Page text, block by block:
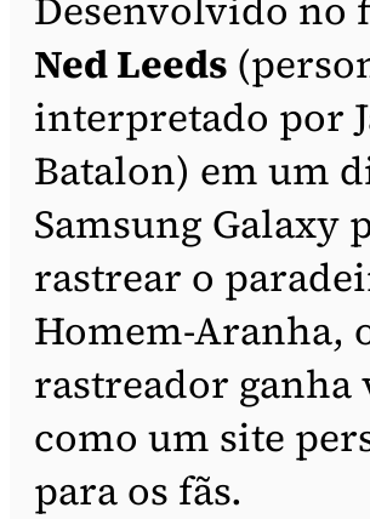
Ned Leeds
interpretado por
Batalon) em um
Samsung Galaxy
rastrear o
Homem-Aranha,
rastreador ganha
como um site
para os fãs.